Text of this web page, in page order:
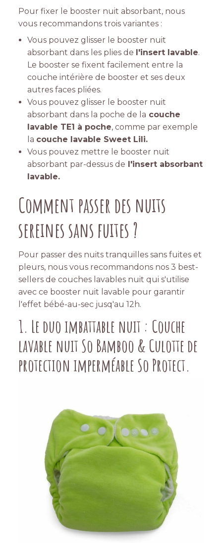
Pour fixer le booster nuit absorbant, nous
vous recommandons trois variantes :
Vous pouvez glisser le booster nuit
absorbant dans les plies de l'insert lavable.
Le booster se fixent facilement entre la
couche intérière de booster et ses deux
autres faces pliées.
Vous pouvez glisser le booster nuit
absorbant dans la poche de la couche
lavable TE1 à poche, comme par exemple
la couche lavable Sweet Lili.
Vous pouvez mettre le booster nuit
absorbant par-dessus de l'insert absorbant
lavable.
Comment passer des nuits
sereines sans fuites ?
Pour passer des nuits tranquilles sans fuites et
pleurs, nous vous recommandons nos 3 best-
sellers de couches lavables nuit qui s'utilise
avec ce booster nuit lavable pour garantir
l'effet bébé-au-sec jusq'au 12h.
1. Le duo imbattable nuit : Couche
lavable nuit So Bamboo & Culotte de
protection imperméable So Protect.